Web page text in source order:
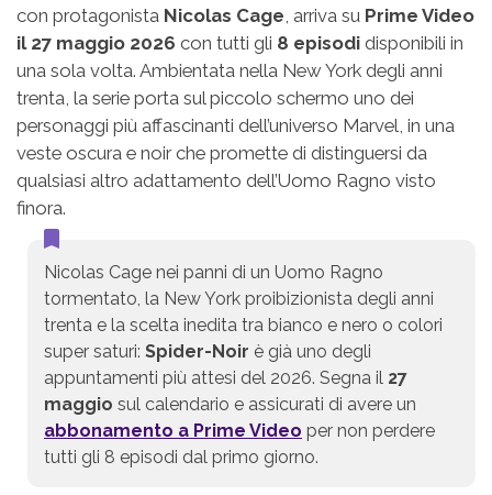
con protagonista Nicolas Cage , arriva su Prime Video
il 27 maggio 2026 con tutti gli 8 episodi disponibili in
una sola volta. Ambientata nella New York degli anni
trenta, la serie porta sul piccolo schermo uno dei
personaggi più affascinanti dell’universo Marvel, in una
veste oscura e noir che promette di distinguersi da
qualsiasi altro adattamento dell’Uomo Ragno visto
finora.
Nicolas Cage nei panni di un Uomo Ragno
tormentato, la New York proibizionista degli anni
trenta e la scelta inedita tra bianco e nero o colori
super saturi: Spider-Noir è già uno degli
appuntamenti più attesi del 2026. Segna il 27
maggio sul calendario e assicurati di avere un
abbonamento a Prime Video per non perdere
tutti gli 8 episodi dal primo giorno.